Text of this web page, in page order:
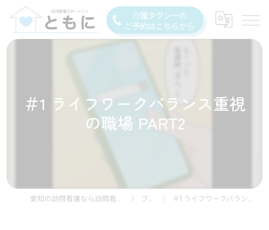
介護タクシーの
ご予約はこちらから
＃1 ライフワークバランス重視
の職場 PART2
ブログ ＃1 ライフワークバランス重視の職場 PART2